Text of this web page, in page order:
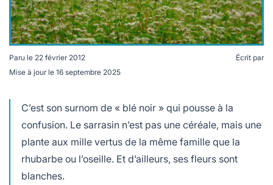
Paru le 22 février 2012
Mise à jour le 16 septembre 2025
Écrit par
C’est son surnom de « blé noir » qui pousse à la
confusion. Le sarrasin n’est pas une céréale, mais une
plante aux mille vertus de la même famille que la
rhubarbe ou l’oseille. Et d’ailleurs, ses fleurs sont
blanches.